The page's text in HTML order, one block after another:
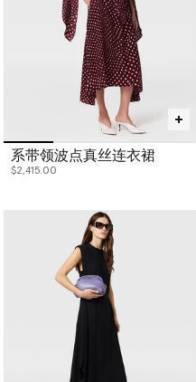
系带领波点真丝连衣裙
$2,415.00